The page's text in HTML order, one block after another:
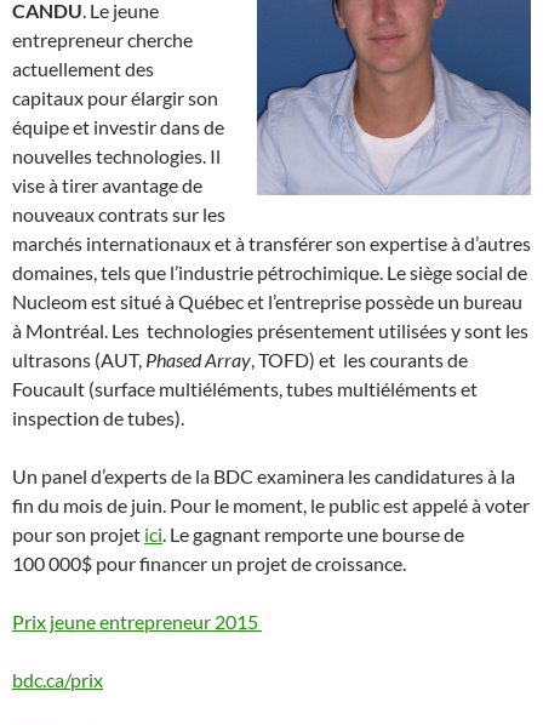
CANDU. Le jeune
entrepreneur cherche
actuellement des
capitaux pour élargir son
équipe et investir dans de
nouvelles technologies. Il
vise à tirer avantage de
nouveaux contrats sur les
marchés internationaux et à transférer son expertise à d’autres
domaines, tels que l’industrie pétrochimique. Le siège social de
Nucleom est situé à Québec et l’entreprise possède un bureau
à Montréal. Les technologies présentement utilisées y sont les
ultrasons (AUT, Phased Array, TOFD) et les courants de
Foucault (surface multiéléments, tubes multiéléments et
inspection de tubes).
Un panel d’experts de la BDC examinera les candidatures à la
fin du mois de juin. Pour le moment, le public est appelé à voter
pour son projet ici. Le gagnant remporte une bourse de
100 000$ pour financer un projet de croissance.
Prix jeune entrepreneur 2015
bdc.ca/prix